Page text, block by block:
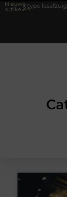
Nieuwe
artikelen
type lasafzuiging